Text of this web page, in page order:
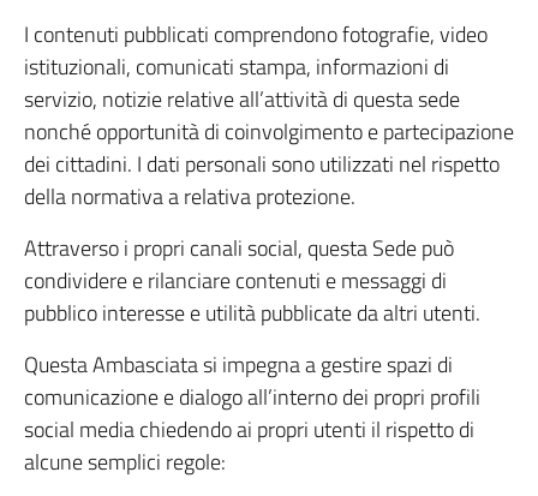
I contenuti pubblicati comprendono fotografie, video
istituzionali, comunicati stampa, informazioni di
servizio, notizie relative all’attività di questa sede
nonché opportunità di coinvolgimento e partecipazione
dei cittadini. I dati personali sono utilizzati nel rispetto
della normativa a relativa protezione.
Attraverso i propri canali social, questa Sede può
condividere e rilanciare contenuti e messaggi di
pubblico interesse e utilità pubblicate da altri utenti.
Questa Ambasciata si impegna a gestire spazi di
comunicazione e dialogo all’interno dei propri profili
social media chiedendo ai propri utenti il rispetto di
alcune semplici regole: